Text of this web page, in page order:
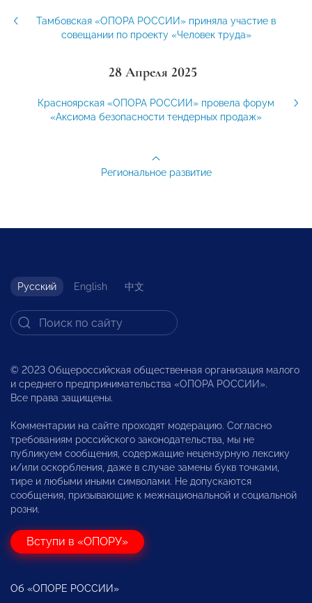
Тамбовская «ОПОРА РОССИИ» приняла участие в
совещании по проекту «Человек труда»
28 Апреля 2025
Красноярская «ОПОРА РОССИИ» провела форум
«Аксиома безопасности тендерных продаж»
Региональное развитие
Русский English 中文
© 2023 Общероссийская общественная организация малого
и среднего предпринимательства «ОПОРА РОССИИ».
Все права защищены.
Комментарии на сайте проходят модерацию. Согласно
требованиям российского законодательства, мы не
публикуем сообщения, содержащие нецензурную лексику
и/или оскорбления, даже в случае замены букв точками,
тире и любыми иными символами. Не допускаются
сообщения, призывающие к межнациональной и социальной
розни.
Вступи в «ОПОРУ»
Об «ОПОРЕ РОССИИ»